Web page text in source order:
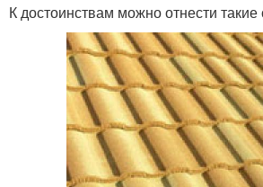
К достоинствам можно отнести такие